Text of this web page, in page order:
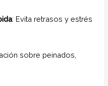
: Evita retrasos y estrés
sobre peinados,